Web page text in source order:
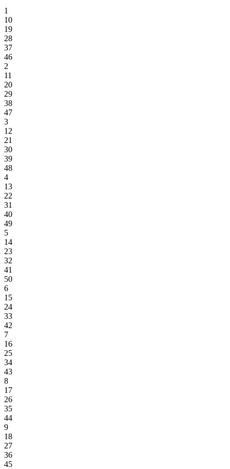
1
10
19
28
37
46
2
11
20
29
38
47
3
12
21
30
39
48
4
13
22
31
40
49
5
14
23
32
41
50
6
15
24
33
42
7
16
25
34
43
8
17
26
35
44
9
18
27
36
45